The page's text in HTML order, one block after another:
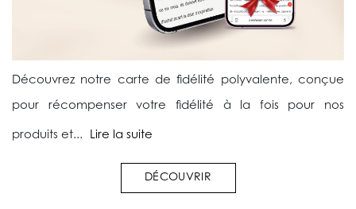
Découvrez notre carte de fidélité polyvalente, conçue
pour récompenser votre fidélité à la fois pour nos
produits et... Lire la suite
DÉCOUVRIR